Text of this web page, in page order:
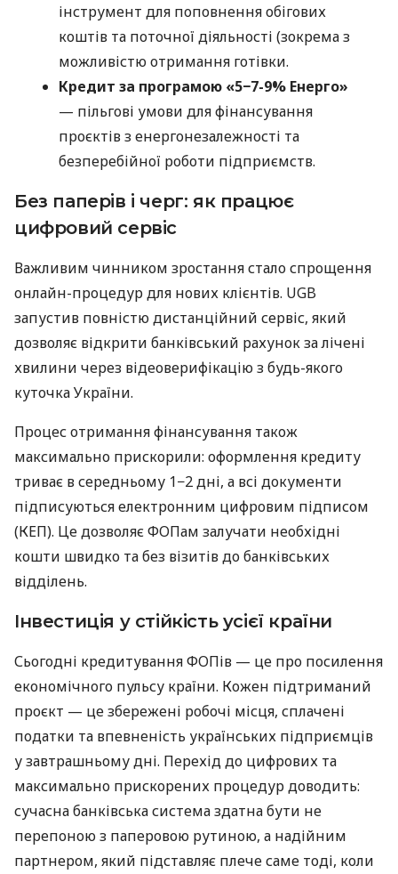
інструмент для поповнення обігових
коштів та поточної діяльності (зокрема з
можливістю отримання готівки.
Кредит за програмою «5−7-9% Енерго»
— пільгові умови для фінансування
проєктів з енергонезалежності та
безперебійної роботи підприємств.
Без паперів і черг: як працює
цифровий сервіс
Важливим чинником зростання стало спрощення
онлайн-процедур для нових клієнтів. UGB
запустив повністю дистанційний сервіс, який
дозволяє відкрити банківський рахунок за лічені
хвилини через відеоверифікацію з будь-якого
куточка України.
Процес отримання фінансування також
максимально прискорили: оформлення кредиту
триває в середньому 1−2 дні, а всі документи
підписуються електронним цифровим підписом
(КЕП). Це дозволяє ФОПам залучати необхідні
кошти швидко та без візитів до банківських
відділень.
Інвестиція у стійкість усієї країни
Сьогодні кредитування ФОПів — це про посилення
економічного пульсу країни. Кожен підтриманий
проєкт — це збережені робочі місця, сплачені
податки та впевненість українських підприємців
у завтрашньому дні. Перехід до цифрових та
максимально прискорених процедур доводить:
сучасна банківська система здатна бути не
перепоною з паперовою рутиною, а надійним
партнером, який підставляє плече саме тоді, коли